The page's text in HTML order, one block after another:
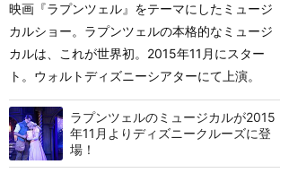
映画『ラプンツェル』をテーマにしたミュージ
カルショー。ラプンツェルの本格的なミュージ
カルは、これが世界初。2015年11月にスター
ト。ウォルトディズニーシアターにて上演。
ラプンツェルのミュージカルが2015
年11月よりディズニークルーズに登
場！